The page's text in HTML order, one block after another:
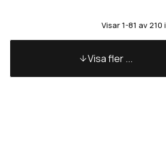
Visar 1-81 av 210 i
Visa fler ...